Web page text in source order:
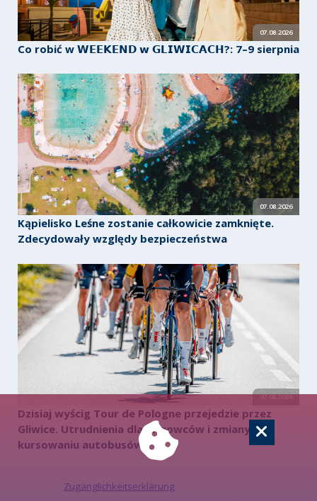
07.08.2026
Co robić w 𝗪𝗘𝗘𝗞𝗘𝗡𝗗 𝘄 𝗚𝗟𝗜𝗪𝗜𝗖𝗔𝗖𝗛?: 7–9 sierpnia
07.08.2026
Kąpielisko Leśne zostanie całkowicie zamknięte.
Zdecydowały względy bezpieczeństwa
07.08.2026
Dzisiaj wyścig Tour de Pologne przejedzie przez
Gliwice. Utrudnienia dla kierowców i zmiany w
kursowaniu autobusów
Zugänglichkeitserklärung